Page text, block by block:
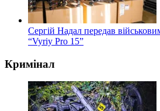
Сергій Надал передав
“Vyriy Pro 15”
Кримінал